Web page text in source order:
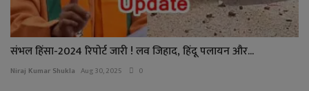
संभल हिंसा-2024 रिपोर्ट जारी ! लव जिहाद, हिंदू पलायन और...
Niraj Kumar Shukla Aug 30, 2025 0